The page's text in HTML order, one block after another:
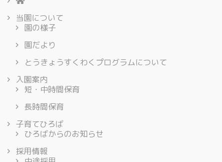
当園について
園の様子
園だより
とうきょうすくわくプログラムについて
入園案内
短・中時間保育
長時間保育
子育てひろば
ひろばからのお知らせ
採用情報